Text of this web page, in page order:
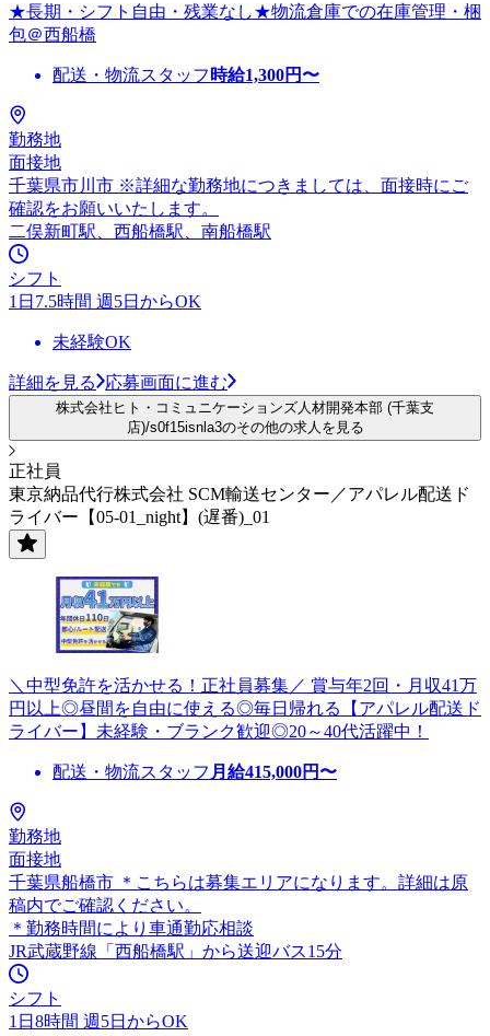
★長期・シフト自由・残業なし★物流倉庫での在庫管理・梱
包＠西船橋
配送・物流スタッフ 時給1,300円〜
勤務地
面接地
千葉県市川市 ※詳細な勤務地につきましては、面接時にご
確認をお願いいたします。
二俣新町駅、西船橋駅、南船橋駅
シフト
1日7.5時間 週5日からOK
未経験OK
詳細を見る 応募画面に進む
株式会社ヒト・コミュニケーションズ人材開発本部 (千葉支
店)/s0f15isnla3のその他の求人を見る
正社員
東京納品代行株式会社 SCM輸送センター／アパレル配送ド
ライバー【05-01_night】(遅番)_01
＼中型免許を活かせる！正社員募集／ 賞与年2回・月収41万
円以上◎昼間を自由に使える◎毎日帰れる【アパレル配送ド
ライバー】未経験・ブランク歓迎◎20～40代活躍中！
配送・物流スタッフ 月給415,000円〜
勤務地
面接地
千葉県船橋市 ＊こちらは募集エリアになります。詳細は原
稿内でご確認ください。
＊勤務時間により車通勤応相談
JR武蔵野線「西船橋駅」から送迎バス15分
シフト
1日8時間 週5日からOK